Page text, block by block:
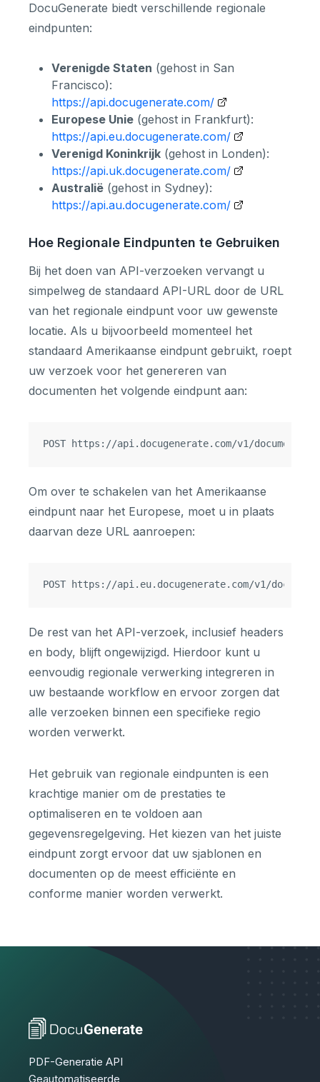
DocuGenerate biedt verschillende regionale
eindpunten:
Verenigde Staten (gehost in San
Francisco):
https://api.docugenerate.com/
Europese Unie (gehost in Frankfurt):
https://api.eu.docugenerate.com/
Verenigd Koninkrijk (gehost in Londen):
https://api.uk.docugenerate.com/
Australië (gehost in Sydney):
https://api.au.docugenerate.com/
Hoe Regionale Eindpunten te Gebruiken
Bij het doen van API-verzoeken vervangt u
simpelweg de standaard API-URL door de URL
van het regionale eindpunt voor uw gewenste
locatie. Als u bijvoorbeeld momenteel het
standaard Amerikaanse eindpunt gebruikt, roept
uw verzoek voor het genereren van
documenten het volgende eindpunt aan:
Om over te schakelen van het Amerikaanse
eindpunt naar het Europese, moet u in plaats
daarvan deze URL aanroepen:
De rest van het API-verzoek, inclusief headers
en body, blijft ongewijzigd. Hierdoor kunt u
eenvoudig regionale verwerking integreren in
uw bestaande workflow en ervoor zorgen dat
alle verzoeken binnen een specifieke regio
worden verwerkt.
Het gebruik van regionale eindpunten is een
krachtige manier om de prestaties te
optimaliseren en te voldoen aan
gegevensregelgeving. Het kiezen van het juiste
eindpunt zorgt ervoor dat uw sjablonen en
documenten op de meest efficiënte en
conforme manier worden verwerkt.
PDF-Generatie API
Geautomatiseerde